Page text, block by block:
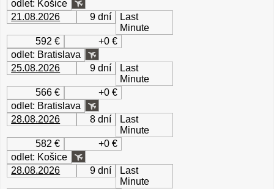
odlet: Košice
21.08.2026
9 dní
Last
Minute
592 €
+0 €
odlet: Bratislava
25.08.2026
9 dní
Last
Minute
566 €
+0 €
odlet: Bratislava
28.08.2026
8 dní
Last
Minute
582 €
+0 €
odlet: Košice
28.08.2026
9 dní
Last
Minute